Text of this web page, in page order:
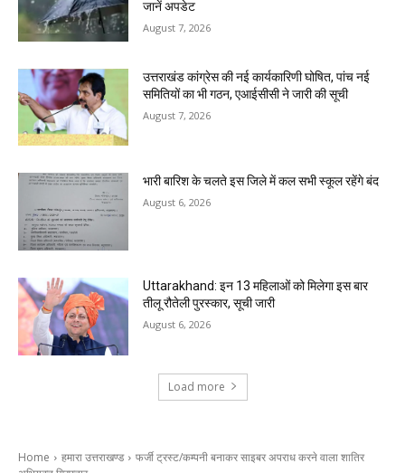
जानें अपडेट
August 7, 2026
उत्तराखंड कांग्रेस की नई कार्यकारिणी घोषित, पांच नई
समितियों का भी गठन, एआईसीसी ने जारी की सूची
August 7, 2026
भारी बारिश के चलते इस जिले में कल सभी स्कूल रहेंगे बंद
August 6, 2026
Uttarakhand: इन 13 महिलाओं को मिलेगा इस बार
तीलू रौतेली पुरस्कार, सूची जारी
August 6, 2026
Load more